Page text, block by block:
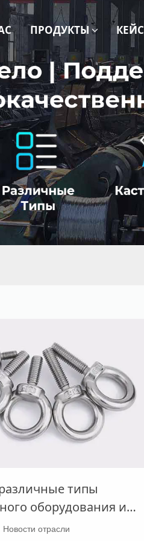
ПРОДУКТЫ КЕЙС
типы
оборудования и
Новости отрасли